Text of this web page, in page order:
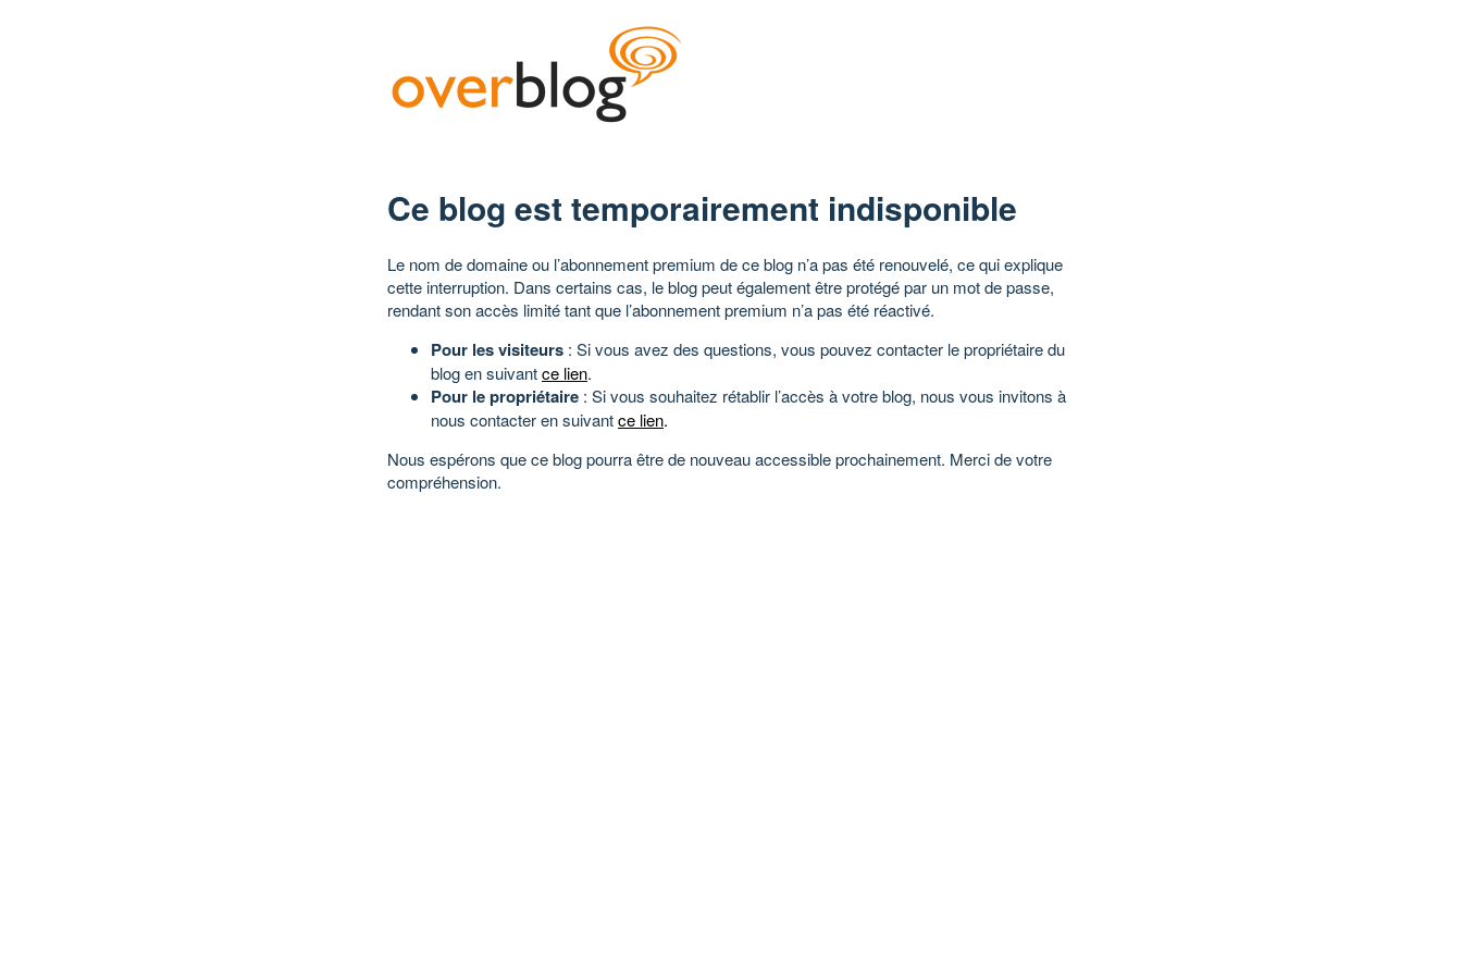
Ce blog est temporairement indisponible
Le nom de domaine ou l’abonnement premium de ce blog n’a pas été renouvelé, ce qui explique
cette interruption. Dans certains cas, le blog peut également être protégé par un mot de passe,
rendant son accès limité tant que l’abonnement premium n’a pas été réactivé.
Pour les visiteurs : Si vous avez des questions, vous pouvez contacter le propriétaire du
blog en suivantce lien.
Pour le propriétaire : Si vous souhaitez rétablir l’accès à votre blog, nous vous invitons à
nous contacter en suivantce lien.
Nous espérons que ce blog pourra être de nouveau accessible prochainement. Merci de votre
compréhension.